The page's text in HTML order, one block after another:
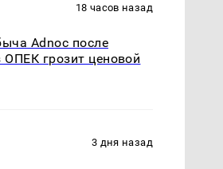
18 часов назад
Adnoc после
грозит ценовой
3 дня назад